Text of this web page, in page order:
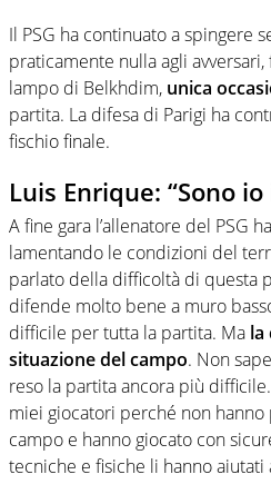
Il PSG ha continuato a spingere
praticamente nulla agli
lampo di Belkhdim, unica
partita. La difesa di Parigi ha
fischio finale.
Luis Enrique: “Sono
A fine gara l’allenatore del PSG
lamentando le condizioni del
parlato della difficoltà di questa
difende molto bene a muro
difficile per tutta la partita. Ma la
situazione del campo. Non
reso la partita ancora più
miei giocatori perché non
campo e hanno giocato con
tecniche e fisiche li hanno aiutati